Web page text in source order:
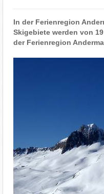
In der Ferienregion
Skigebiete werden von
der Ferienregion